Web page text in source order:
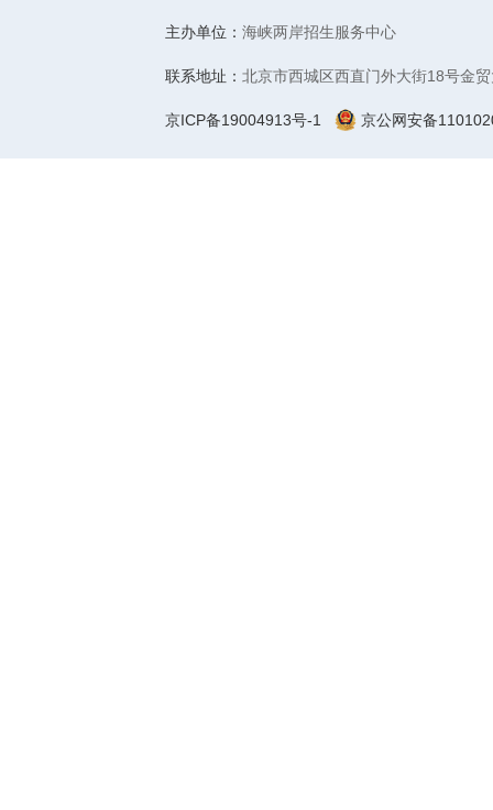
主办单位： 海峡两岸招生服务中心
联系地址： 北京市西城区西直门外大街18号金
京ICP备19004913号-1 京公网安备